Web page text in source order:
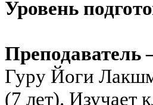
Уровень
Преподаватель
Гуру Йоги
(7 лет). Изучает